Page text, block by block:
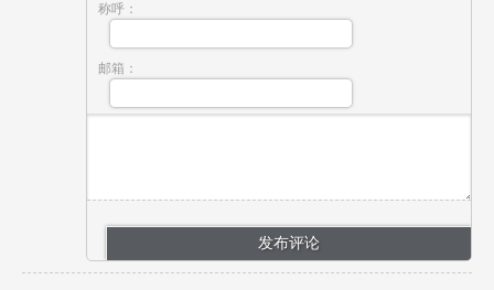
称呼：
邮箱：